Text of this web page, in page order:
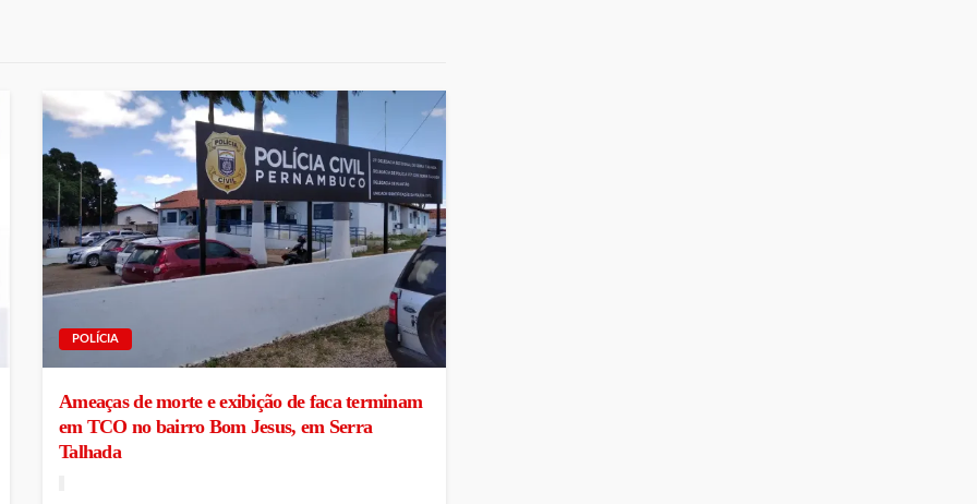
POLÍCIA
Ameaças de morte e exibição de faca terminam
em TCO no bairro Bom Jesus, em Serra
Talhada